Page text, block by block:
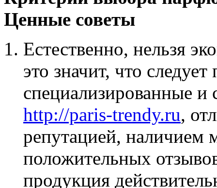
Ценные советы
Естественно, нельзя
это значит, что
специализированные
http://paris-trendy.ru,
репутацией, наличием
положительных
продукция